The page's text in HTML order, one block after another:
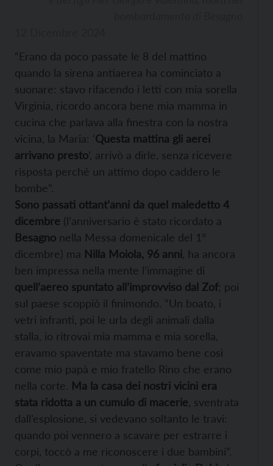
“Erano da poco passate le 8 del mattino
quando la sirena antiaerea ha cominciato a
suonare: stavo rifacendo i letti con mia sorella
Virginia, ricordo ancora bene mia mamma in
cucina che parlava alla finestra con la nostra
vicina, la Maria: ‘Questa mattina gli aerei
arrivano presto’, arrivò a dirle, senza ricevere
risposta perché un attimo dopo caddero le
bombe”.
Sono passati ottant’anni da quel maledetto 4
dicembre (l’anniversario è stato ricordato a
Besagno nella Messa domenicale del 1°
dicembre) ma Nilla Moiola, 96 anni , ha ancora
ben impressa nella mente l’immagine di
quell’aereo spuntato all’improvviso dal Zof; poi
sul paese scoppiò il finimondo. “Un boato, i
vetri infranti, poi le urla degli animali dalla
stalla, io ritrovai mia mamma e mia sorella,
eravamo spaventate ma stavamo bene così
come mio papà e mio fratello Rino che erano
nella corte. Ma la casa dei nostri vicini era
stata ridotta a un cumulo di macerie , sventrata
dall’esplosione, si vedevano soltanto le travi:
quando poi vennero a scavare per estrarre i
corpi, toccò a me riconoscere i due bambini”.